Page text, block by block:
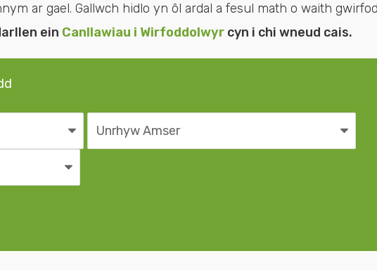
ar gael. Gallwch hidlo yn ôl ardal a fesul math o waith
ein Canllawiau i Wirfoddolwyr cyn i chi wneud cais.